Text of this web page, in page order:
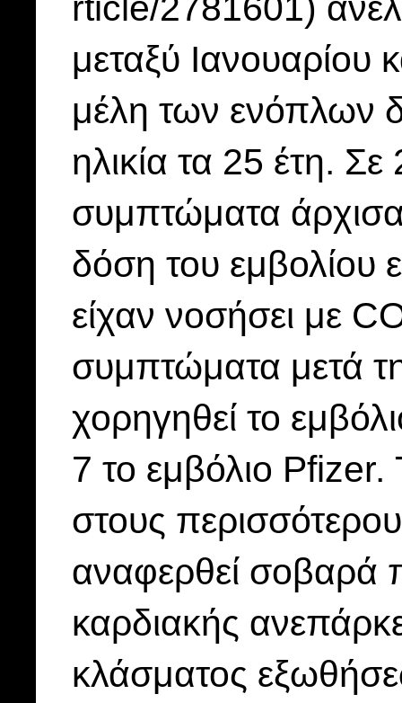
μεταξύ Ιανουαρίου
μέλη των ενόπλων
ηλικία τα 25 έτη.
συμπτώματα
δόση του εμβολίου
είχαν νοσήσει με
συμπτώματα μετά
χορηγηθεί το
7 το εμβόλιο
στους
αναφερθεί σοβαρά
καρδιακής
κλάσματος